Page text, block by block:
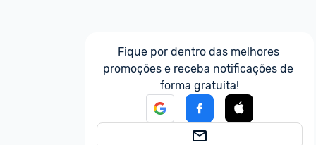
Fique por dentro das melhores
promoções e receba notificações de
forma gratuita!